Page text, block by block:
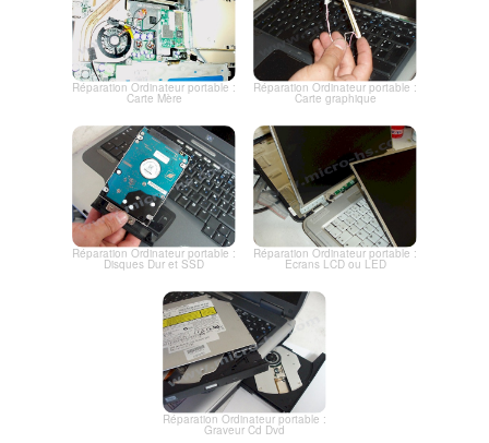
Réparation Ordinateur portable :
Carte Mère
Réparation Ordinateur portable :
Carte graphique
Réparation Ordinateur portable :
Disques Dur et SSD
Réparation Ordinateur portable :
Ecrans LCD ou LED
Réparation Ordinateur portable :
Graveur Cd Dvd